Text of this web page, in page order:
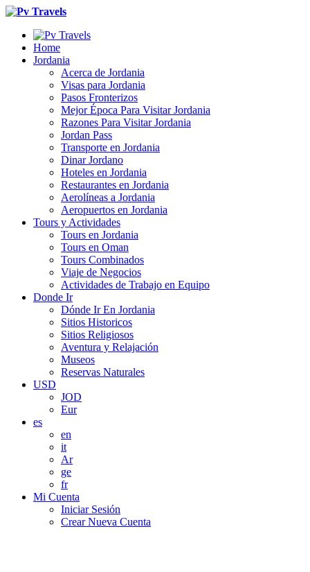
Home
Jordania
Acerca de Jordania
Visas para Jordania
Pasos Fronterizos
Mejor Época Para Visitar Jordania
Razones Para Visitar Jordania
Jordan Pass
Transporte en Jordania
Dinar Jordano
Hoteles en Jordania
Restaurantes en Jordania
Aerolíneas a Jordania
Aeropuertos en Jordania
Tours y Actividades
Tours en Jordania
Tours en Oman
Tours Combinados
Viaje de Negocios
Actividades de Trabajo en Equipo
Donde Ir
Dónde Ir En Jordania
Sitios Historicos
Sitios Religiosos
Aventura y Relajación
Museos
Reservas Naturales
USD
JOD
Eur
es
en
it
Ar
ge
fr
Mi Cuenta
Iniciar Sesión
Crear Nueva Cuenta